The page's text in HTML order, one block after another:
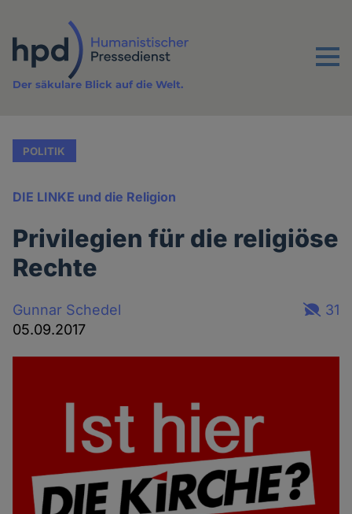
Inhalt
Menu
Der säkulare Blick auf die Welt.
POLITIK
DIE LINKE und die Religion
Privilegien für die religiöse
Rechte
Gunnar Schedel
05.09.2017
31